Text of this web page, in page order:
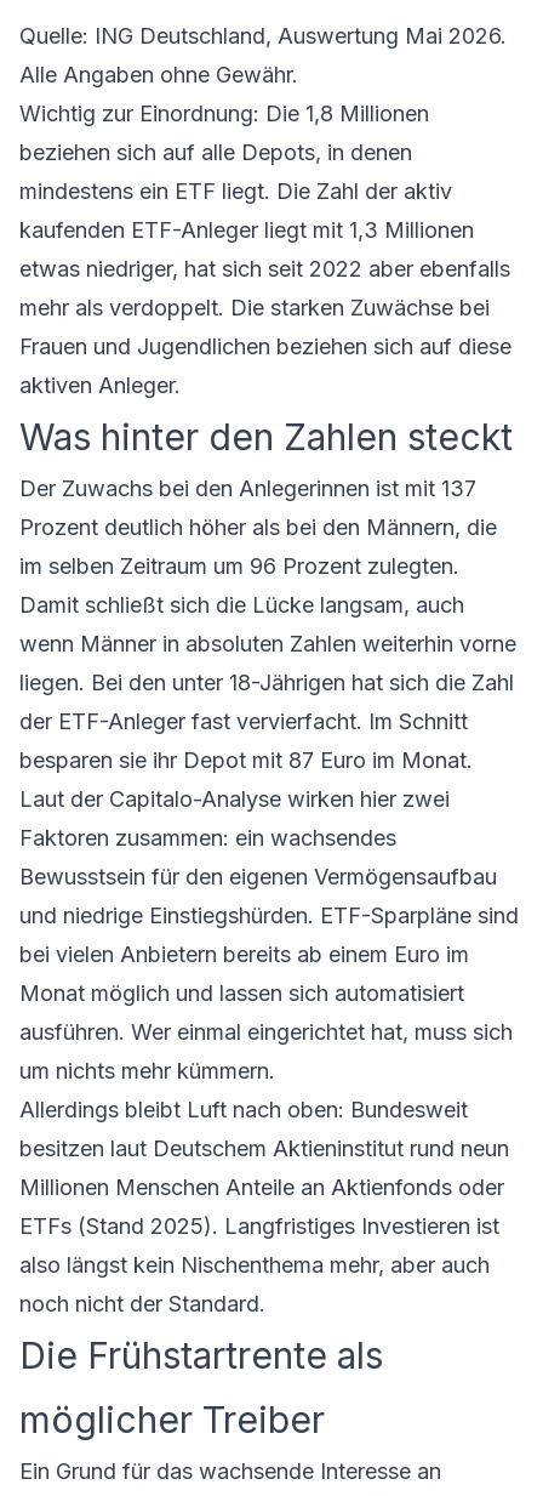
Quelle: ING Deutschland, Auswertung Mai 2026.
Alle Angaben ohne Gewähr.
Wichtig zur Einordnung: Die 1,8 Millionen
beziehen sich auf alle Depots, in denen
mindestens ein ETF liegt. Die Zahl der aktiv
kaufenden ETF-Anleger liegt mit 1,3 Millionen
etwas niedriger, hat sich seit 2022 aber ebenfalls
mehr als verdoppelt. Die starken Zuwächse bei
Frauen und Jugendlichen beziehen sich auf diese
aktiven Anleger.
Was hinter den Zahlen steckt
Der Zuwachs bei den Anlegerinnen ist mit 137
Prozent deutlich höher als bei den Männern, die
im selben Zeitraum um 96 Prozent zulegten.
Damit schließt sich die Lücke langsam, auch
wenn Männer in absoluten Zahlen weiterhin vorne
liegen. Bei den unter 18-Jährigen hat sich die Zahl
der ETF-Anleger fast vervierfacht. Im Schnitt
besparen sie ihr Depot mit 87 Euro im Monat.
Laut der Capitalo-Analyse wirken hier zwei
Faktoren zusammen: ein wachsendes
Bewusstsein für den eigenen Vermögensaufbau
und niedrige Einstiegshürden. ETF-Sparpläne sind
bei vielen Anbietern bereits ab einem Euro im
Monat möglich und lassen sich automatisiert
ausführen. Wer einmal eingerichtet hat, muss sich
um nichts mehr kümmern.
Allerdings bleibt Luft nach oben: Bundesweit
besitzen laut Deutschem Aktieninstitut rund neun
Millionen Menschen Anteile an Aktienfonds oder
ETFs (Stand 2025). Langfristiges Investieren ist
also längst kein Nischenthema mehr, aber auch
noch nicht der Standard.
Die Frühstartrente als
möglicher Treiber
Ein Grund für das wachsende Interesse an